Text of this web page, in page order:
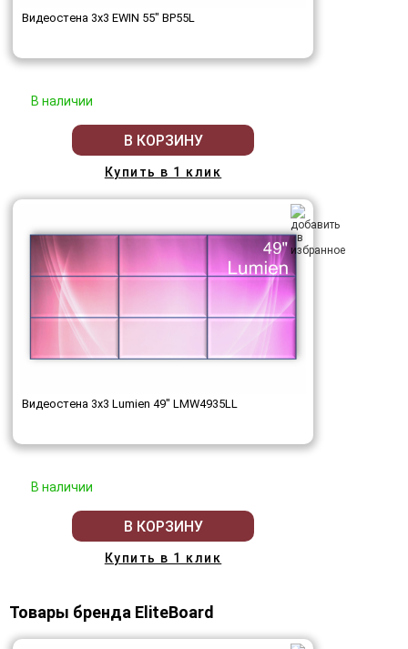
Видеостена 3x3 EWIN 55" BP55L
В наличии
В КОРЗИНУ
Купить в 1 клик
Видеостена 3x3 Lumien 49" LMW4935LL
В наличии
В КОРЗИНУ
Купить в 1 клик
Товары бренда EliteBoard